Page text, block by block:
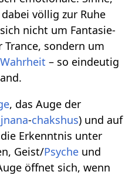
völlig zur Ruhe
nicht um Fantasie-
sondern um
Wahrheit – so eindeutig
, das Auge der
jnana-chakshus) und auf
Erkenntnis unter
Geist/Psyche und
öffnet sich, wenn